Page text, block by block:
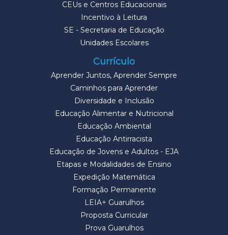
CEUs e Centros Educacionais
Incentivo à Leitura
SE - Secretaria de Educação
Unidades Escolares
Currículo
Aprender Juntos, Aprender Sempre
Caminhos para Aprender
Diversidade e Inclusão
Educação Alimentar e Nutricional
Educação Ambiental
Educação Antirracista
Educação de Jovens e Adultos - EJA
Etapas e Modalidades de Ensino
Expedição Matemática
Formação Permanente
LEIA+ Guarulhos
Proposta Curricular
Prova Guarulhos